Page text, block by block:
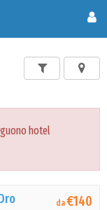
hotel
da€140